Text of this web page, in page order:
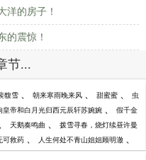
洋的房子！
的震惊！
节...
馥雪 、 朝来寒雨晚来风 、 甜蜜蜜 、 虫
皇帝和白月光归西元辰轩苏婉婉 、 假千金
天鹅奏鸣曲 、 拨雪寻春，烧灯续昼许曼
可救药 、 人生何处不青山姐姐顾明澈 、